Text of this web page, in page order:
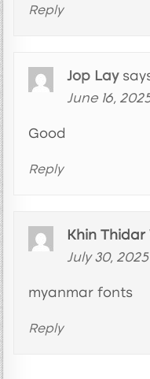
Reply
Jop Lay
June 16,
Good
Reply
Khin Thidar
July 30,
myanmar fonts
Reply